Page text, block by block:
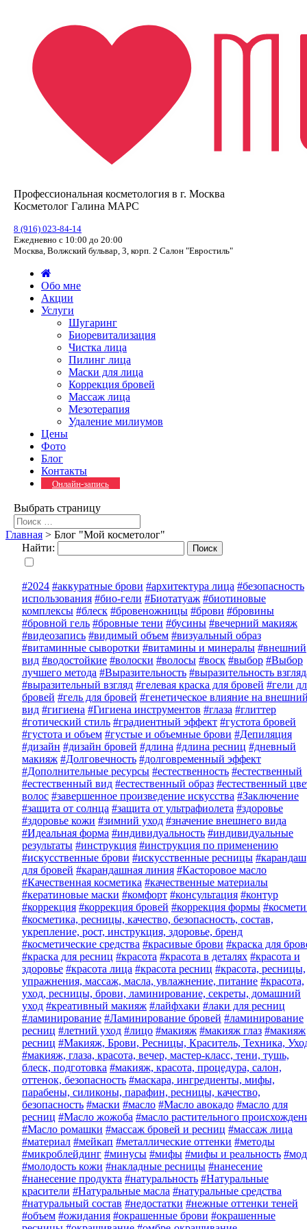
Профессиональная косметология в г. Москва
Косметолог Галина МАРС
8 (916) 023-84-14
Ежедневно с 10:00 до 20:00
Москва, Волжский бульвар, 3, корп. 2 Салон "Евростиль"
Обо мне
Акции
Услуги
Шугаринг
Биоревитализация
Чистка лица
Пилинг лица
Маски для лица
Коррекция бровей
Массаж лица
Мезотерапия
Удаление милиумов
Цены
Фото
Блог
Контакты
Онлайн-запись
Выбрать страницу
Главная > Блог "Мой косметолог"
Найти:
#2024 #аккуратные брови #архитектура лица #безопасность
использования #био-гели #Биотатуаж #биотиновые
комплексы #блеск #бровеножницы #брови #бровины
#бровной гель #бровные тени #бусины #вечерний макияж
#видеозапись #видимый объем #визуальный образ
#витаминные сыворотки #витамины и минералы #внешний
вид #водостойкие #волоски #волосы #воск #выбор #Выбор
лучшего метода #Выразительность #выразительность
#выразительный взгляд #гелевая краска для бровей #гели
бровей #гель для бровей #генетическое влияние на
вид #гигиена #Гигиена инструментов #глаза #глиттер
#готический стиль #градиентный эффект #густота бровей
#густота и объем #густые и объемные брови #Депиляция
#дизайн #дизайн бровей #длина #длина ресниц #дневный
макияж #Долговечность #долговременный эффект
#Дополнительные ресурсы #естественность #естественный
#естественный вид #естественный образ #естественный
волос #завершенное произведение искусства #Заключение
#защита от солнца #защита от ультрафиолета #здоровье
#здоровье кожи #зимний уход #значение внешнего вида
#Идеальная форма #индивидуальность #индивидуальные
результаты #инструкция #инструкция по применению
#искусственные брови #искусственные ресницы #карандаш
для бровей #карандашная линия #Касторовое масло
#Качественная косметика #качественные материалы
#кератиновые маски #комфорт #консультация #контур
#коррекция #коррекция бровей #коррекция формы
#косметика, ресницы, качество, безопасность, состав,
укрепление, рост, инструкция, здоровье, бренд
#косметические средства #красивые брови #краска для
#краска для ресниц #красота #красота в деталях #красота и
здоровье #красота лица #красота ресниц #красота, ресницы,
упражнения, массаж, масла, увлажнение, питание #красота,
уход, ресницы, брови, ламинирование, секреты, домашний
уход #креативный макияж #лайфхаки #лаки для ресниц
#ламинирование #Ламинирование бровей #ламинирование
ресниц #летний уход #лицо #макияж #макияж глаз #макияж
ресниц #Макияж, Брови, Ресницы, Краситель, Техника,
#макияж, глаза, красота, вечер, мастер-класс, тени, тушь,
блеск, подготовка #макияж, красота, процедура, салон,
оттенок, безопасность #маскара, ингредиенты, мифы,
парабены, силиконы, парафин, ресницы, качество,
безопасность #маски #масло #Масло авокадо #масло для
ресниц #Масло жожоба #масло растительного
#Масло ромашки #массаж бровей и ресниц #массаж лица
#материал #мейкап #металлические оттенки #методы
#микроблейдинг #минусы #мифы #мифы и реальность
#молодость кожи #накладные ресницы #нанесение
#нанесение продукта #натуральность #Натуральные
красители #Натуральные масла #натуральные средства
#натуральный состав #недостатки #нежные оттенки теней
#объем #ожидания #окрашенные брови #окрашенные